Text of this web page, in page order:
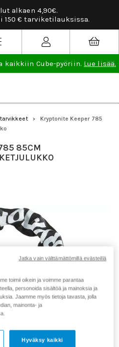
vaihto- ja
lisää.
kaikkiin Cube-pyöriin. Lue lisää.
>
Kryptonite Keeper 785
85CM
toimii oikein ja voimme parantaa
personoida sisältöä ja mainoksia ja
Jaamme myös tietoja tavasta, jolla
mainonta- ja
Hyväksy kaikki
Jatka vain välttämättömillä evästeillä